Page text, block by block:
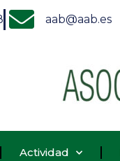
aab@aab.es
Actividad